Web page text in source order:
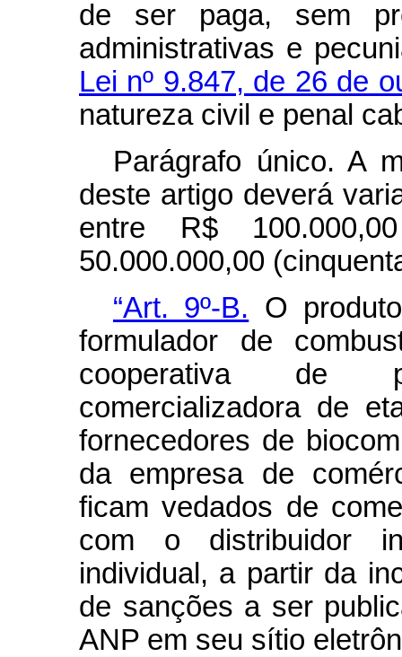
de ser paga, sem
administrativas e
Lei nº 9.847, de 26 de
natureza civil e penal
Parágrafo único. A
deste artigo deverá
entre R$
50.000.000,00
“Art. 9º-B. O
formulador de
cooperativa de
comercializadora de
fornecedores de
da empresa de
ficam vedados de
com o distribuidor
individual, a partir da
de sanções a ser
ANP em seu sítio